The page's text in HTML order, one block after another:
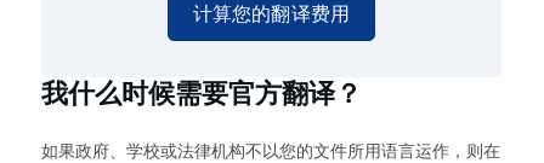
计算您的翻译费用
我什么时候需要官方翻译？
如果政府、学校或法律机构不以您的文件所用语言运作，则在